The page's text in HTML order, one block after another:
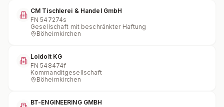
CM Tischlerei & Handel GmbH
FN547274s
Gesellschaft mit beschränkter Haftung
Böheimkirchen
Loidolt KG
FN548474f
Kommanditgesellschaft
Böheimkirchen
BT-ENGINEERING GMBH